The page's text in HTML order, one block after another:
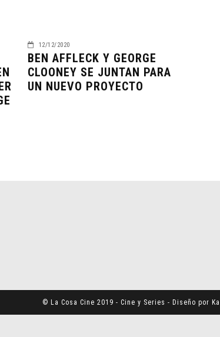
12/12/2020
BEN AFFLECK Y GEORGE
CLOONEY SE JUNTAN PARA
UN NUEVO PROYECTO
© La Cosa Cine 2019 - Cine y Series - Diseño por